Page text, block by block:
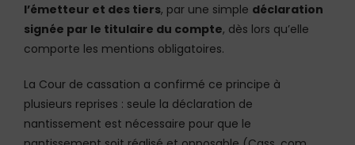
l’émetteur et des tiers, par une simple déclaration
signée par le titulaire du compte, dès lors qu’elle
comporte les mentions obligatoires.
La Cour de cassation a confirmé ce principe à
plusieurs reprises : seule la déclaration de
nantissement est nécessaire pour que le